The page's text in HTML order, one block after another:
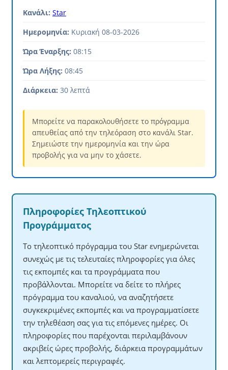
Κανάλι: Star
Ημερομηνία: Κυριακή 08-03-2026
Ώρα Έναρξης: 08:15
Ώρα Λήξης: 08:45
Διάρκεια: 30 λεπτά
Μπορείτε να παρακολουθήσετε το πρόγραμμα
απευθείας από την τηλεόραση στο κανάλι Star.
Σημειώστε την ημερομηνία και την ώρα
προβολής για να μην το χάσετε.
Πληροφορίες Τηλεοπτικού
Προγράμματος
Το τηλεοπτικό πρόγραμμα του Star ενημερώνεται
συνεχώς με τις τελευταίες πληροφορίες για όλες
τις εκπομπές και τα προγράμματα που
προβάλλονται. Μπορείτε να δείτε το πλήρες
πρόγραμμα του καναλιού, να αναζητήσετε
συγκεκριμένες εκπομπές και να προγραμματίσετε
την τηλεθέαση σας για τις επόμενες ημέρες. Οι
πληροφορίες που παρέχονται περιλαμβάνουν
ακριβείς ώρες προβολής, διάρκεια προγραμμάτων
και λεπτομερείς περιγραφές.